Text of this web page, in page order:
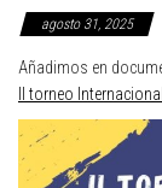
agosto 31, 2025
Añadimos en
II torneo